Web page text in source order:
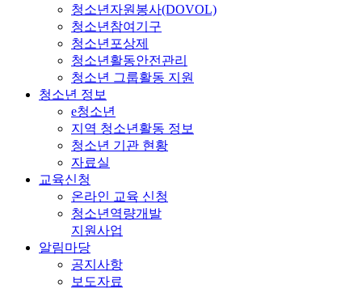
청소년자원봉사(DOVOL)
청소년참여기구
청소년포상제
청소년활동안전관리
청소년 그룹활동 지원
청소년 정보
e청소년
지역 청소년활동 정보
청소년 기관 현황
자료실
교육신청
온라인 교육 신청
청소년역량개발
지원사업
알림마당
공지사항
보도자료